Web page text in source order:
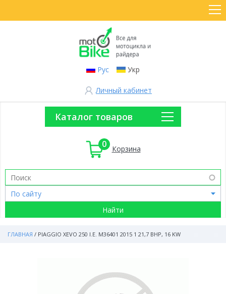
Рус Укр
Личный кабинет
Каталог товаров
0 Корзина
ГЛАВНАЯ / PIAGGIO XEVO 250 I.E. M36401 2015 1 21,7 BHP, 16 KW